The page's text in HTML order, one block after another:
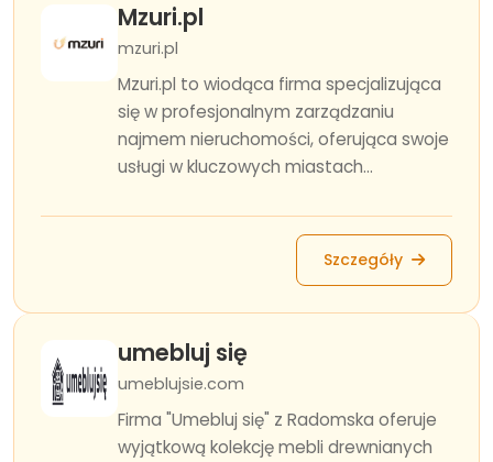
Mzuri.pl
mzuri.pl
Mzuri.pl to wiodąca firma specjalizująca
się w profesjonalnym zarządzaniu
najmem nieruchomości, oferująca swoje
usługi w kluczowych miastach...
Szczegóły
umebluj się
umeblujsie.com
Firma "Umebluj się" z Radomska oferuje
wyjątkową kolekcję mebli drewnianych